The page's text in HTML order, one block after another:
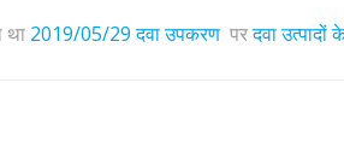
था 2019/05/29 दवा उपकरण परदवा